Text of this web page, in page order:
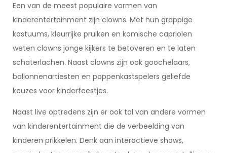
Een van de meest populaire vormen van
kinderentertainment zijn clowns. Met hun grappige
kostuums, kleurrijke pruiken en komische capriolen
weten clowns jonge kijkers te betoveren en te laten
schaterlachen. Naast clowns zijn ook goochelaars,
ballonnenartiesten en poppenkastspelers geliefde
keuzes voor kinderfeestjes.
Naast live optredens zijn er ook tal van andere vormen
van kinderentertainment die de verbeelding van
kinderen prikkelen. Denk aan interactieve shows,